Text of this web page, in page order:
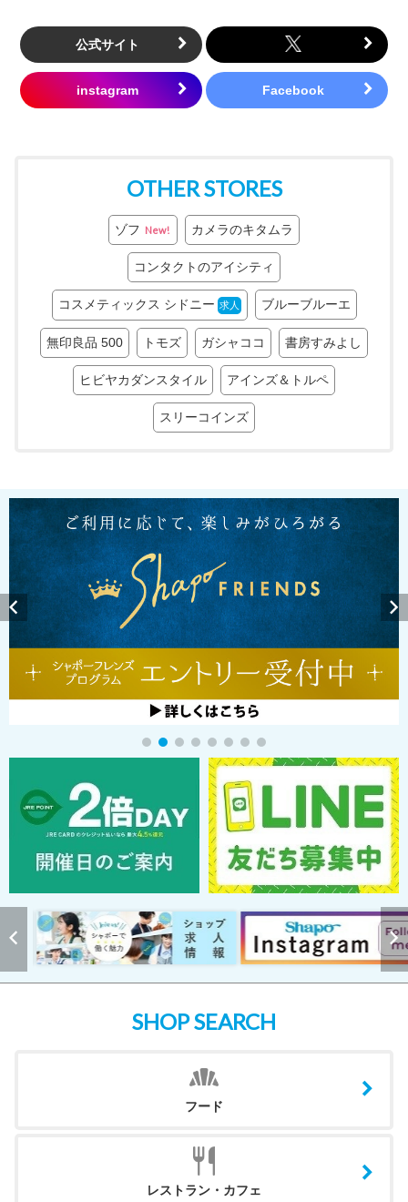
公式サイト
OTHER STORES
ゾフ New! カメラのキタムラ
コンタクトのアイシティ
コスメティックス シドニー 求人 ブルーブルーエ
無印良品 500 トモズ ガシャココ 書房すみよし
ヒビヤカダンスタイル アインズ＆トルペ
スリーコインズ
SHOP SEARCH
フード
レストラン・カフェ